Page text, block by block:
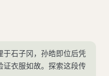
于石子冈，孙皓即位后凭
证衣服如故。探索这段传